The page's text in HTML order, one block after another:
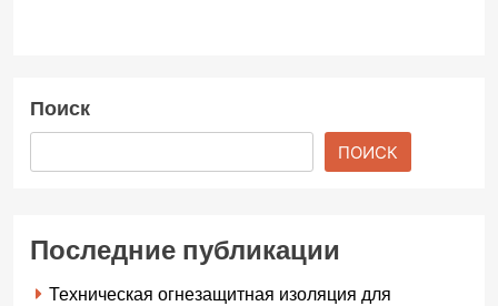
Поиск
ПОИСК
Последние публикации
Техническая огнезащитная изоляция для